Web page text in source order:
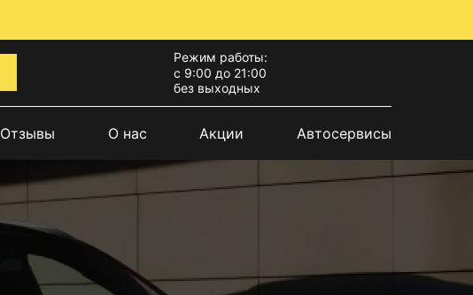
Режим работы:
с 9:00 до 21:00
без выходных
Отзывы О нас Акции Автосервисы